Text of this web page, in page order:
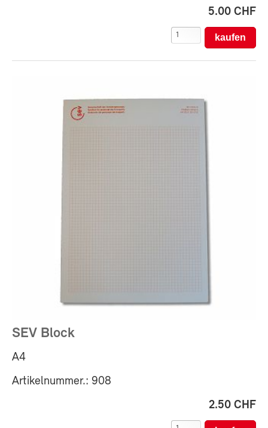
5.00 CHF
SEV Block
A4
Artikelnummer.: 908
2.50 CHF